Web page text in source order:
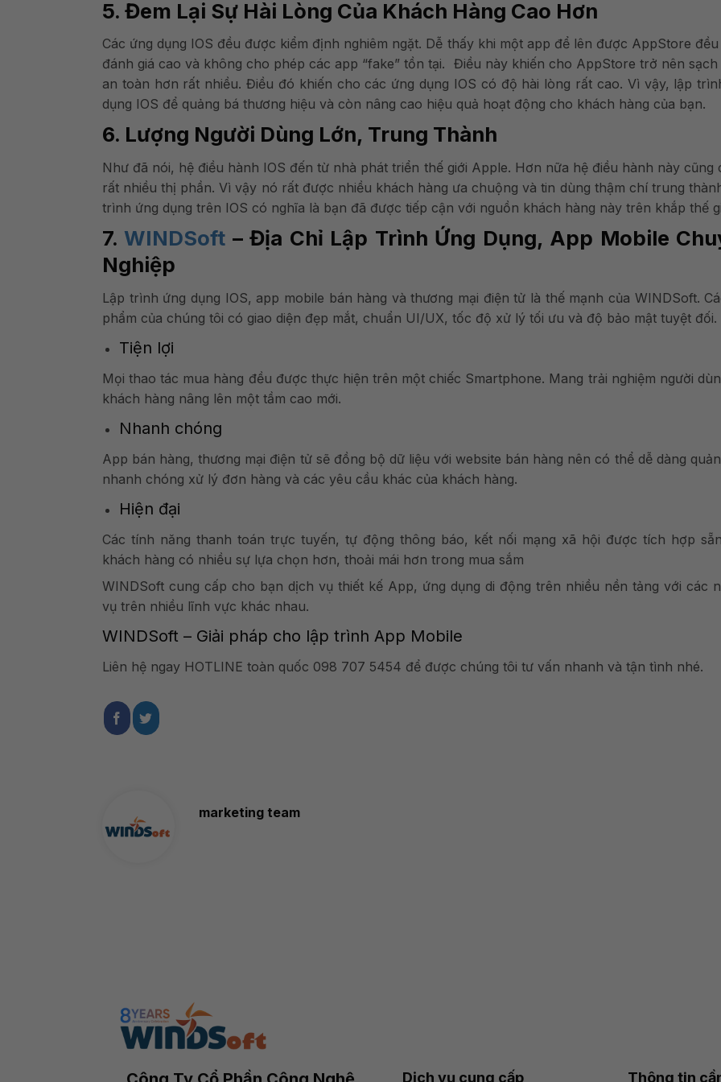
5. Đem Lại Sự Hài Lòng Của Khách Hàng Cao Hơn
Các ứng dụng IOS đều được kiểm định nghiêm ngặt. Dễ thấy khi một app để lên được AppStore
đánh giá cao và không cho phép các app “fake” tồn tại. Điều này khiến cho AppStore trở nên sạch
an toàn hơn rất nhiều. Điều đó khiến cho các ứng dụng IOS có độ hài lòng rất cao. Vì vậy, lập
dụng IOS để quảng bá thương hiệu và còn nâng cao hiệu quả hoạt động cho khách hàng của bạn.
6. Lượng Người Dùng Lớn, Trung Thành
Như đã nói, hệ điều hành IOS đến từ nhà phát triển thế giới Apple. Hơn nữa hệ điều hành này cũng
rất nhiều thị phần. Vì vậy nó rất được nhiều khách hàng ưa chuộng và tin dùng thậm chí trung
trình ứng dụng trên IOS có nghĩa là bạn đã được tiếp cận với nguồn khách hàng này trên khắp thế
7. WINDSoft – Địa Chỉ Lập Trình Ứng Dụng, App Mobile
Nghiệp
Lập trình ứng dụng IOS, app mobile bán hàng và thương mại điện tử là thế mạnh của WINDSoft.
phẩm của chúng tôi có giao diện đẹp mắt, chuẩn UI/UX, tốc độ xử lý tối ưu và độ bảo mật tuyệt đối.
Tiện lợi
Mọi thao tác mua hàng đều được thực hiện trên một chiếc Smartphone. Mang trải nghiệm người
khách hàng nâng lên một tầm cao mới.
Nhanh chóng
App bán hàng, thương mại điện tử sẽ đồng bộ dữ liệu với website bán hàng nên có thể dễ dàng
nhanh chóng xử lý đơn hàng và các yêu cầu khác của khách hàng.
Hiện đại
Các tính năng thanh toán trực tuyến, tự động thông báo, kết nối mạng xã hội được tích hợp
khách hàng có nhiều sự lựa chọn hơn, thoải mái hơn trong mua sắm
WINDSoft cung cấp cho bạn dịch vụ thiết kế App, ứng dụng di động trên nhiều nền tảng với các
vụ trên nhiều lĩnh vực khác nhau.
WINDSoft – Giải pháp cho lập trình App Mobile
Liên hệ ngay HOTLINE toàn quốc 098 707 5454 để được chúng tôi tư vấn nhanh và tận tình nhé.
marketing team
Dịch vụ cung cấp Thông tin